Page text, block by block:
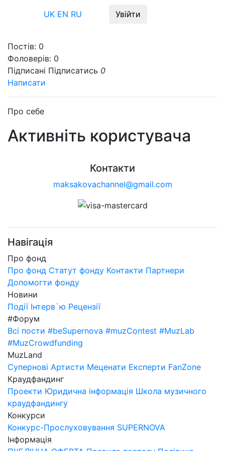
UK EN RU Увійти
Постів: 0
Фоловерів: 0
Підписані Підписатись 0
Написати
Про себе
Активніть користувача
Контакти
maksakovachannel@gmail.com
Навігація
Про фонд
Про фонд Статут фонду Контакти Партнери
Допомогти фонду
Новини
Події Інтерв`ю Рецензії
#Форум
Всі пости #beSupernova #muzContest #MuzLab
#MuzCrowdfunding
MuzLand
Супернові Артисти Меценати Експерти FanZone
Краудфандинг
Проекти Юридична інформація Школа музичного
краудфандингу
Конкурси
Конкурс-Прослуховування SUPERNOVA
Інформація